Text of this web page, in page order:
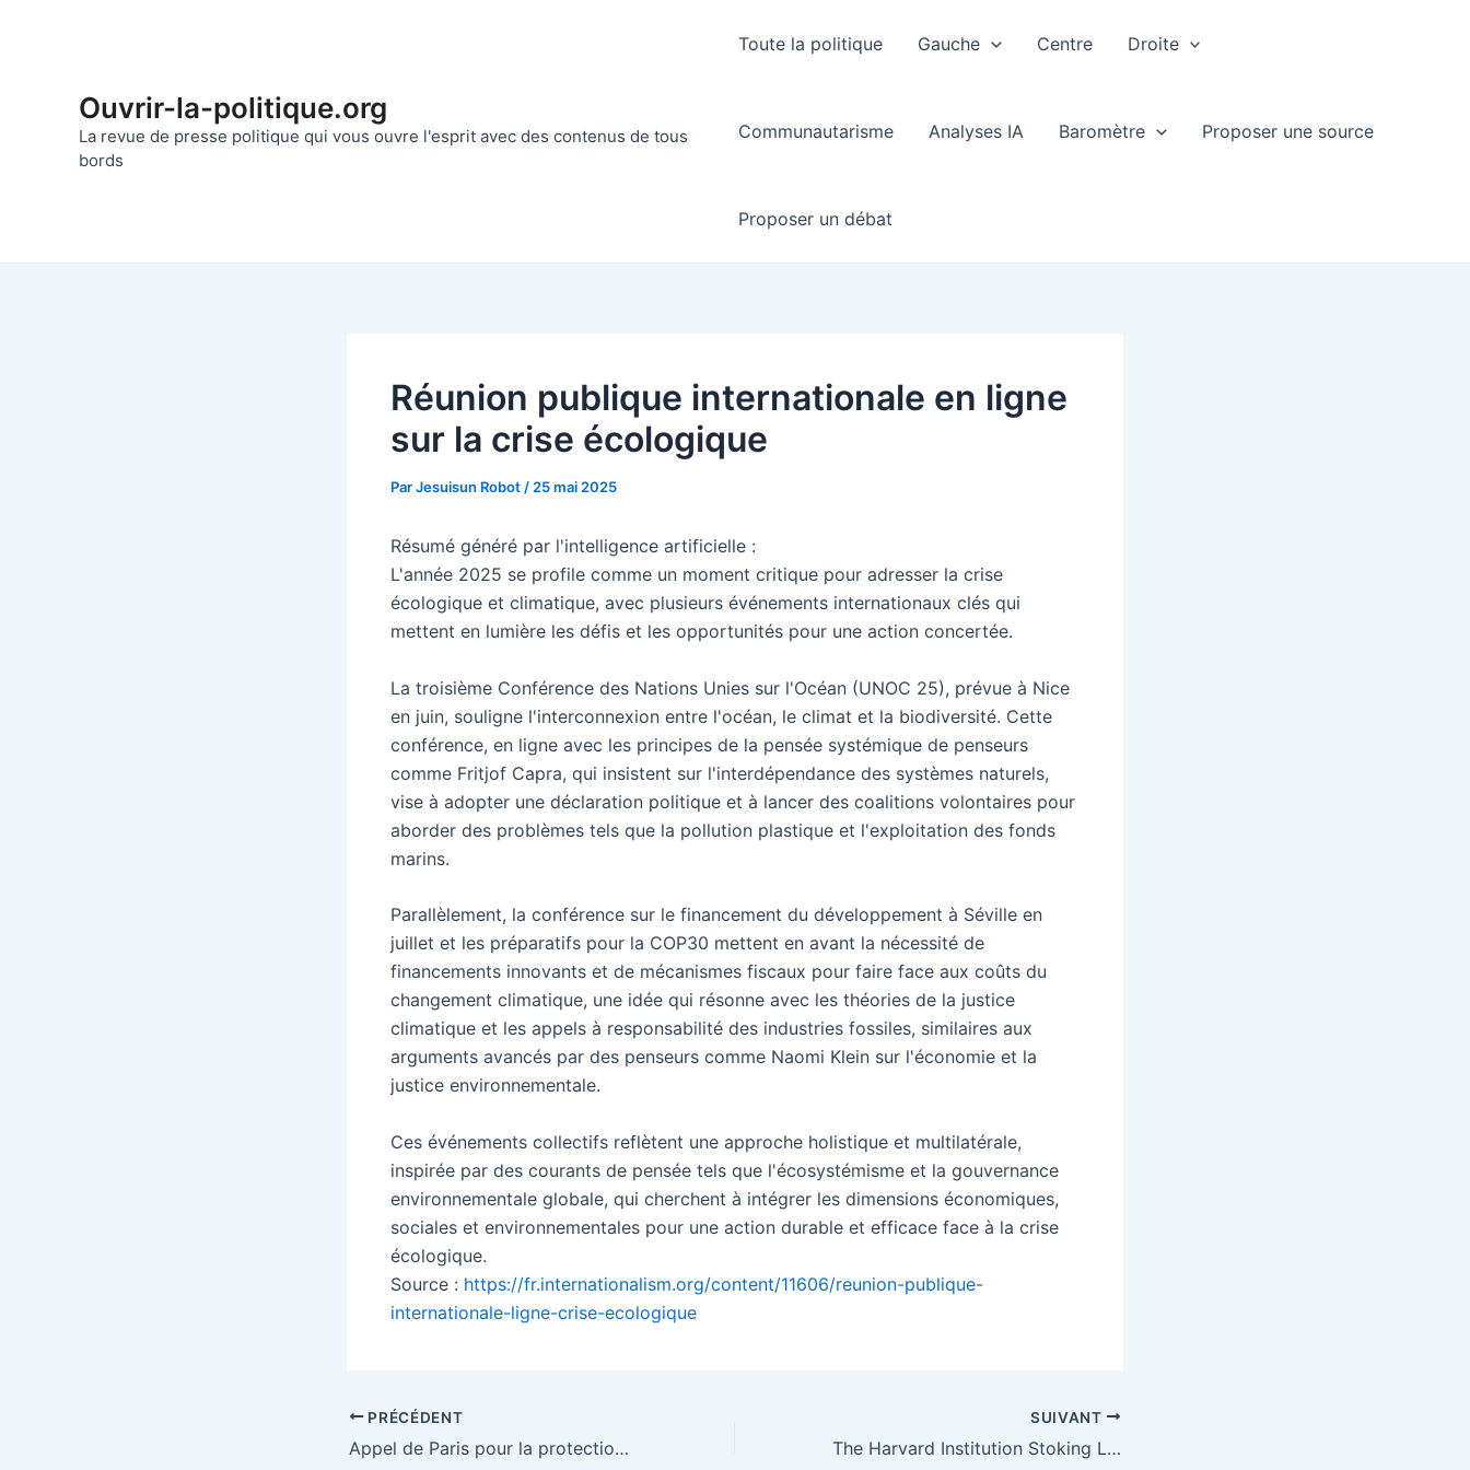
Ouvrir-la-politique.org
La revue de presse politique qui vous ouvre l'esprit avec des contenus de tous
bords
Toute la politique Gauche Centre Droite
Communautarisme Analyses IA Baromètre Proposer une source
Proposer un débat
Réunion publique internationale en ligne
sur la crise écologique
ParJesuisun Robot / 25 mai 2025
Résumé généré par l'intelligence artificielle :
L'année 2025 se profile comme un moment critique pour adresser la crise
écologique et climatique, avec plusieurs événements internationaux clés qui
mettent en lumière les défis et les opportunités pour une action concertée.
La troisième Conférence des Nations Unies sur l'Océan (UNOC 25), prévue à Nice
en juin, souligne l'interconnexion entre l'océan, le climat et la biodiversité. Cette
conférence, en ligne avec les principes de la pensée systémique de penseurs
comme Fritjof Capra, qui insistent sur l'interdépendance des systèmes naturels,
vise à adopter une déclaration politique et à lancer des coalitions volontaires pour
aborder des problèmes tels que la pollution plastique et l'exploitation des fonds
marins.
Parallèlement, la conférence sur le financement du développement à Séville en
juillet et les préparatifs pour la COP30 mettent en avant la nécessité de
financements innovants et de mécanismes fiscaux pour faire face aux coûts du
changement climatique, une idée qui résonne avec les théories de la justice
climatique et les appels à responsabilité des industries fossiles, similaires aux
arguments avancés par des penseurs comme Naomi Klein sur l'économie et la
justice environnementale.
Ces événements collectifs reflètent une approche holistique et multilatérale,
inspirée par des courants de pensée tels que l'écosystémisme et la gouvernance
environnementale globale, qui cherchent à intégrer les dimensions économiques,
sociales et environnementales pour une action durable et efficace face à la crise
écologique.
Source : https://fr.internationalism.org/content/11606/reunion-publique-
internationale-ligne-crise-ecologique
Navigation
des
PRÉCÉDENT
Appel de Paris pour la protection du peuple palestinien
SUIVANT
The Harvard Institution Stoking Left-Wing Media Bias